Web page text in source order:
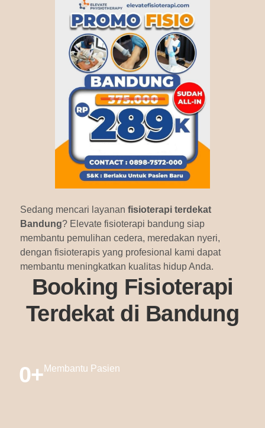
Sedang mencari layanan fisioterapi terdekat
Bandung? Elevate fisioterapi bandung siap
membantu pemulihan cedera, meredakan nyeri,
dengan fisioterapis yang profesional kami dapat
membantu meningkatkan kualitas hidup Anda.
Booking Fisioterapi
Terdekat di Bandung
0+ Membantu Pasien